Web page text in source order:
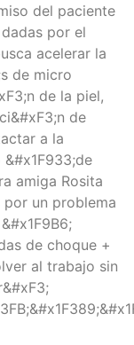
del paciente
por el
acelerar la
de micro
de la piel,
de
a la
amiga Rosita
un problema
de choque +
al trabajo sin